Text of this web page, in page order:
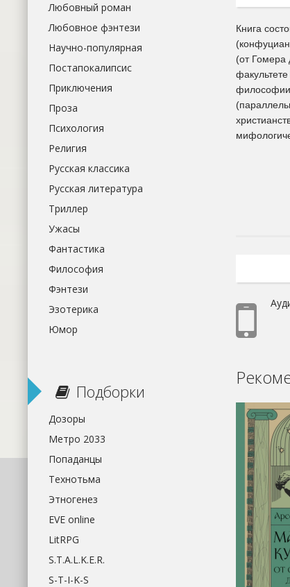
Книга
(от Гомера
Любовный роман
Любовное фэнтези
Научно-популярная
Постапокалипсис
Приключения
Проза
Психология
Религия
Русская классика
Русская литература
Триллер
Ужасы
Фантастика
Философия
Фэнтези
Эзотерика
Юмор
Подборки
Дозоры
Метро 2033
Попаданцы
Технотьма
Этногенез
EVE online
LitRPG
S.T.A.L.K.E.R.
S-T-I-K-S